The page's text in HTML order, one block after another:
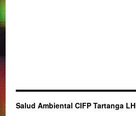
Salud Ambiental CIFP Tartanga